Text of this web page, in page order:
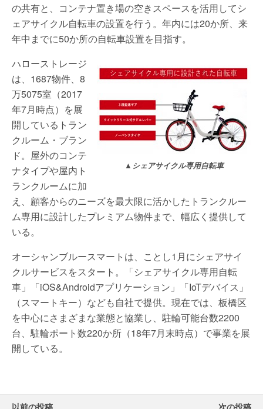
の共有と、コンテナ置き場の空きスペースを活用してシ
ェアサイクル自転車の設置を行う。年内には20か所、来
年中までに50か所の自転車設置を目指す。
▲シェアサイクル専用自転車
ハローストレージ
は、1687物件、8
万5075室（2017
年7月時点）を展
開しているトラン
クルーム・ブラン
ド。屋外のコンテ
ナタイプや屋内ト
ランクルームに加
え、顧客からのニーズを最大限に活かしたトランクルー
ム専用に設計したプレミアム物件まで、幅広く提供して
いる。
オーシャンブルースマートは、ことし1月にシェアサイ
クルサービスをスタート。「シェアサイクル専用自転
車」「iOS&Androidアプリケーション」「IoTデバイス」
（スマートキー）なども自社で提供。現在では、板橋区
を中心にさまざまな業態と協業し、駐輪可能台数2200
台、駐輪ポート数220か所（18年7月末時点）で事業を展
開している。
以前の投稿 次の投稿